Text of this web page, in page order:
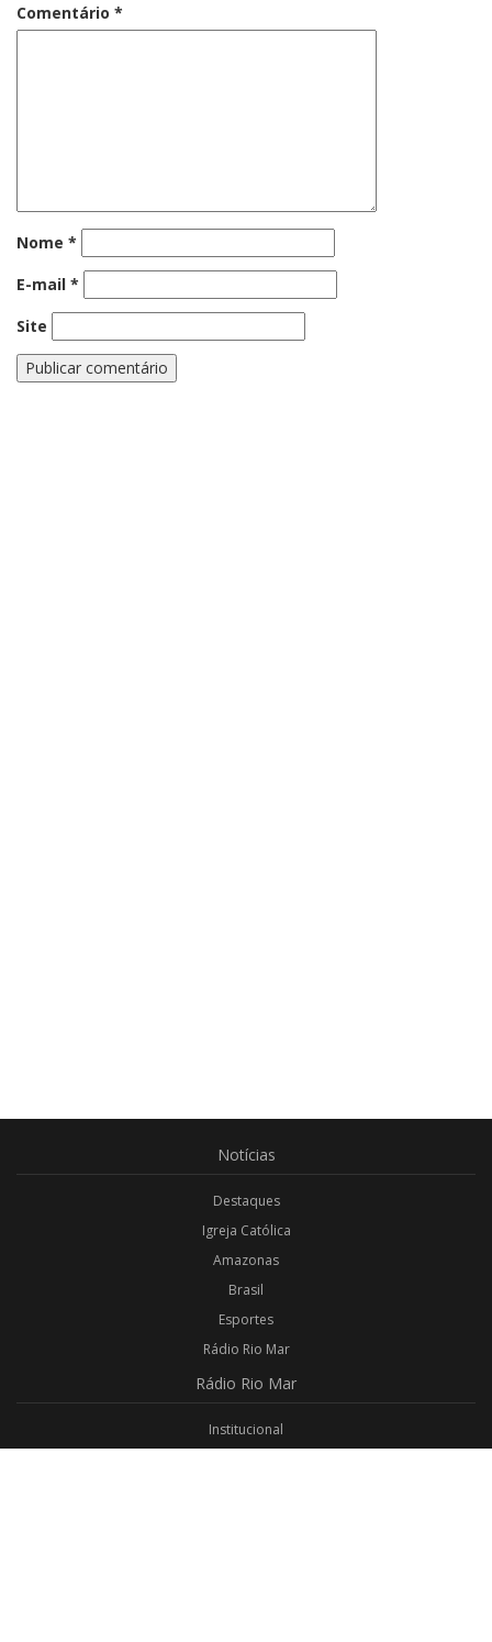
Comentário *
Nome *
E-mail *
Site
Notícias
Destaques
Igreja Católica
Amazonas
Brasil
Esportes
Rádio Rio Mar
Rádio Rio Mar
Institucional